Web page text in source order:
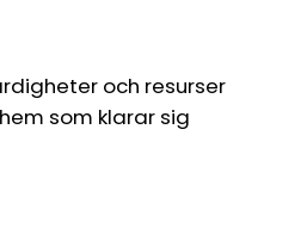
och resurser
som klarar sig